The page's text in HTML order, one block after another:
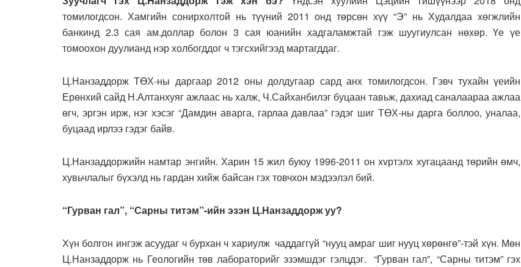
томилогдсон. Хамгийн сонирхолтой нь түүний 2011 онд төрсөн хүү “Э” нь Худалдаа хөгжлийн
банкинд 2.3 сая ам.доллар болон 3 сая юанийн хадгаламжтай гэж шуугиулсан нөхөр. Үе үе
томоохон дуулианд нэр холбогддог ч тэгсхийгээд мартагддаг.
Ц.Нанзаддорж ТӨХ-ны даргаар 2012 оны долдугаар сард анх томилогдсон. Гэвч тухайн үеийн
Ерөнхий сайд Н.Алтанхуяг ажлаас нь халж, Ч.Сайханбилэг буцаан тавьж, дахиад саналаараа ажлаа
өгч, эргэн ирж, нэг хэсэг “Дамдин аварга, гарлаа давлаа” гэдэг шиг ТӨХ-ны дарга боллоо, уналаа,
буцаад ирлээ гэдэг байв.
Ц.Нанзаддоржийн намтар энгийн. Харин 15 жил буюу 1996-2011 он хvртэлх хугацаанд төрийн өмч,
хувьчлалыг бүхэлд нь гардан хийж байсан гэх товчхон мэдээлэл бий.
“Гурван гал”, “Сарны титэм”-ийн эзэн Ц.Нанзаддоржуу?
Хүн болгон ингэж асуудаг ч бурхан ч хариулж чаддаггүй “нууц амраг шиг нууц хөрөнгө”-тэй хүн. Мөн
Ц.Нанзаддорж нь Геологийн төв лабораторийг эзэмшдэг гэлцдэг. “Гурван гал”, “Сарны титэм” гэх